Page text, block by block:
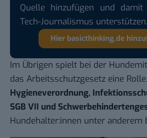
Quelle hinzufügen und damit
Tech-Journalismus
Hier basicthinking.de
Im Übrigen spielt bei der
das Arbeitsschutzgesetz eine
Hygieneverordnung,
SGB VII und
Hundehalter:innen unter anderem